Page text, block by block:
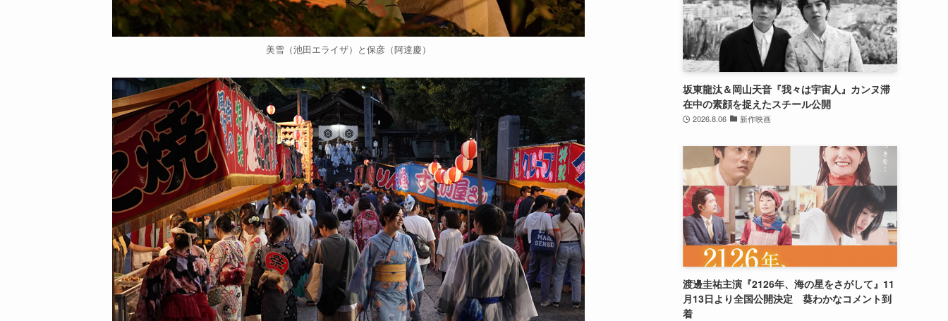
美雪（池田エライザ）と保彦（阿達慶）
坂東龍汰＆岡山天音『我々は宇宙人』カンヌ滞
在中の素顔を捉えたスチール公開
2026.8.06 新作映画
渡邊圭祐主演『2126年、海の星をさがして』11
月13日より全国公開決定 葵わかなコメント到
着